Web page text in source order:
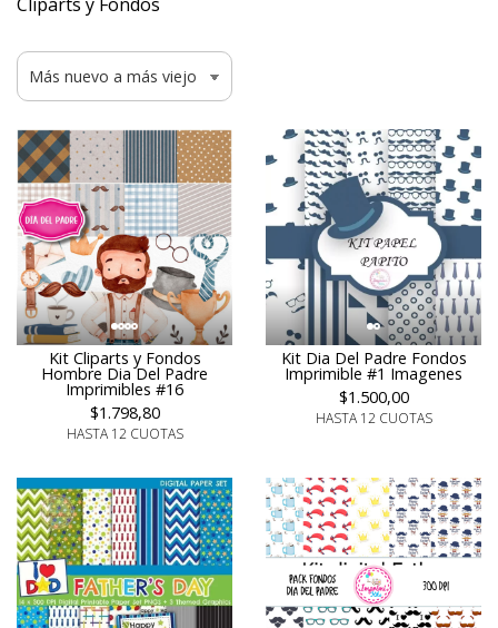
Kit Cliparts y Fondos
Hombre Dia Del Padre
Imprimibles #16
$1.798,80
HASTA 12 CUOTAS
Kit Dia Del Padre Fondos
Imprimible #1 Imagenes
$1.500,00
HASTA 12 CUOTAS